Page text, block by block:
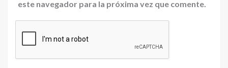
este navegador para la próxima vez que comente.